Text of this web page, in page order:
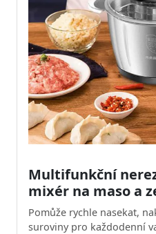
Multifunkční
mixér na maso a
Pomůže rychle nasekat,
suroviny pro každodenní